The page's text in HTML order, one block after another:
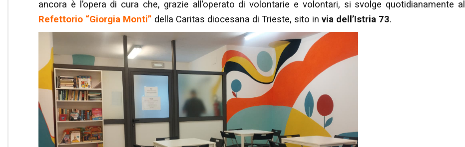
ancora è l’opera di cura che, grazie all’operato di volontarie e volontari, si svolge quotidianamente al
Refettorio “Giorgia Monti” della Caritas diocesana di Trieste, sito in via dell’Istria 73.